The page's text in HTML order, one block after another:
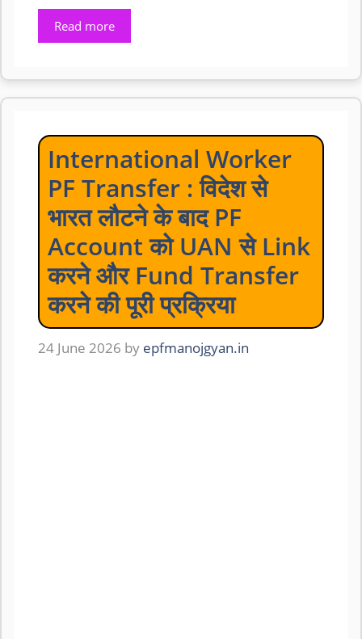
Read more
International Worker
PF Transfer : विदेश से
भारत लौटने के बाद PF
Account को UAN से Link
करने और Fund Transfer
करने की पूरी प्रक्रिया
24 June 2026 by epfmanojgyan.in